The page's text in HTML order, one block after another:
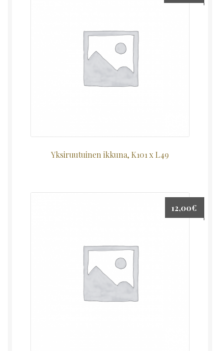
Yksiruutuinen ikkuna, K101 x L49
12,00€